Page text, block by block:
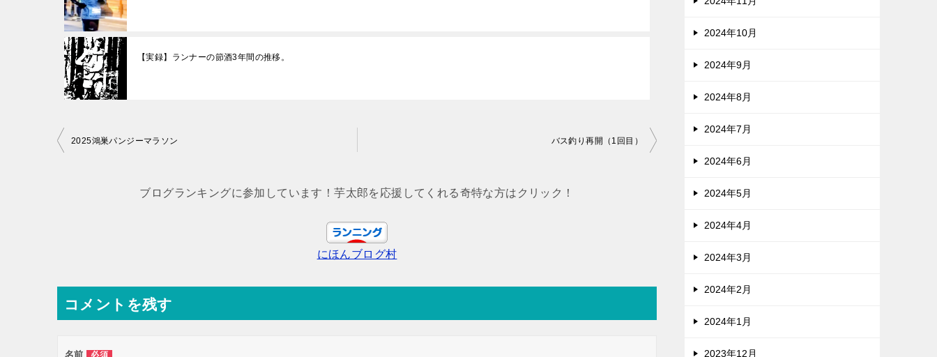
【実録】ランナーの節酒3年間の推移。
投
ン
2025鴻巣パンジーマラソン バス釣り再開（1回目）
ブログランキングに参加しています！芋太郎を応援してくれる奇特な方はクリック！
にほんブログ村
コメントを残す
名前 必須
2024年10月
2024年9月
2024年8月
2024年7月
2024年6月
2024年5月
2024年4月
2024年3月
2024年2月
2024年1月
2023年12月